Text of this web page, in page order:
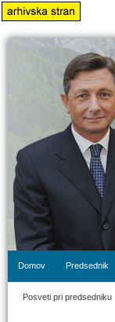
Domov Predsednik
Posveti pri predsedniku